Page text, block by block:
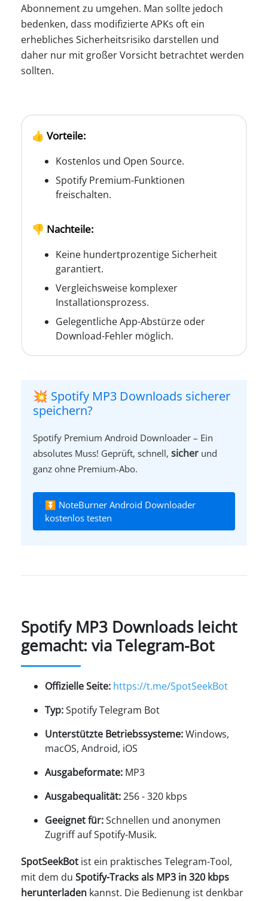
Abonnement zu umgehen. Man sollte jedoch
bedenken, dass modifizierte APKs oft ein
erhebliches Sicherheitsrisiko darstellen und
daher nur mit großer Vorsicht betrachtet werden
sollten.
👍 Vorteile:
Kostenlos und Open Source.
Spotify Premium-Funktionen
freischalten.
👎 Nachteile:
Keine hundertprozentige Sicherheit
garantiert.
Vergleichsweise komplexer
Installationsprozess.
Gelegentliche App-Abstürze oder
Download-Fehler möglich.
💥 Spotify MP3 Downloads sicherer
speichern?
Spotify Premium Android Downloader – Ein
absolutes Muss! Geprüft, schnell, sicher und
ganz ohne Premium-Abo.
⏬ NoteBurner Android Downloader
kostenlos testen
Spotify MP3 Downloads leicht
gemacht: via Telegram-Bot
Offizielle Seite: https://t.me/SpotSeekBot
Typ:Spotify Telegram Bot
Unterstützte Betriebssysteme:Windows,
macOS, Android, iOS
Ausgabeformate: MP3
Ausgabequalität:256 - 320 kbps
Geeignet für:Schnellen und anonymen
Zugriff auf Spotify-Musik.
SpotSeekBot ist ein praktisches Telegram-Tool,
mit dem du Spotify-Tracks als MP3 in 320 kbps
herunterladen kannst. Die Bedienung ist denkbar